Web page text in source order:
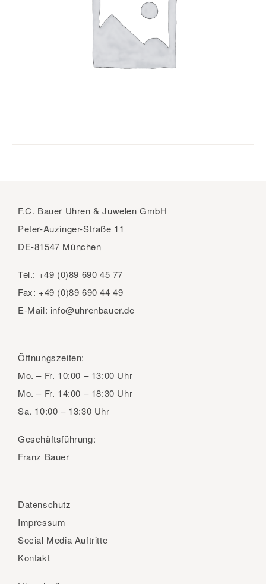
F.C. Bauer Uhren & Juwelen GmbH
Peter-Auzinger-Straße 11
DE-81547 München
Tel.: +49 (0)89 690 45 77
Fax: +49 (0)89 690 44 49
E-Mail: info@uhrenbauer.de
Öffnungszeiten:
Mo. – Fr. 10:00 – 13:00 Uhr
Mo. – Fr. 14:00 – 18:30 Uhr
Sa. 10:00 – 13:30 Uhr
Geschäftsführung:
Franz Bauer
Datenschutz
Impressum
Social Media Auftritte
Kontakt